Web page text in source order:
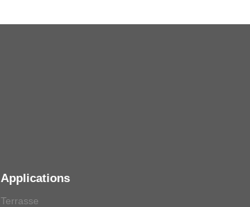
Applications
Terrasse